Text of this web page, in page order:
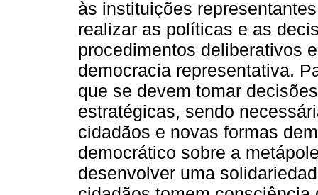
às instituições
realizar as políticas e as
procedimentos deliberativos
democracia representativa.
que se devem tomar
estratégicas, sendo
cidadãos e novas formas
democrático sobre a
desenvolver uma